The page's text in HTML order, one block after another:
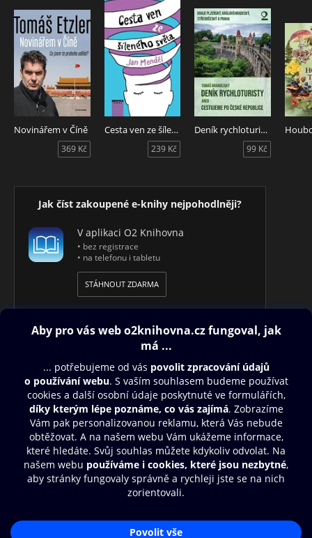
Novinářem v Číně
369 Kč
Cesta ven ze šíleného světa
239 Kč
Deník rychloturisty aneb Cestujeme po České republice
99 Kč
Jak číst zakoupené e-knihy nejpohodlněji?
V aplikaci O2 Knihovna
• bez registrace
• na telefonu i tabletu
STÁHNOUT ZDARMA
Obsah ke stažení
Moje O2 Knihovna
Další zábava
© O2 Czech Republic a.s.